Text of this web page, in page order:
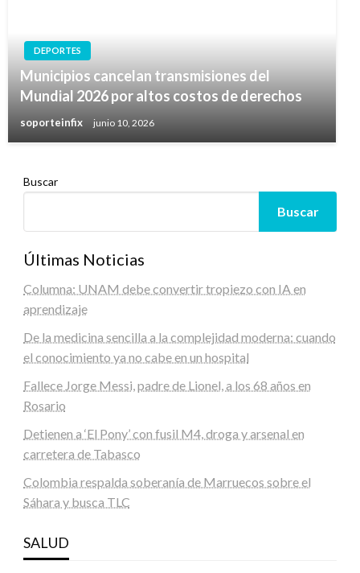
DEPORTES
Municipios cancelan transmisiones del
Mundial 2026 por altos costos de derechos
soporteinfix junio 10, 2026
Buscar
Buscar
Últimas Noticias
Columna: UNAM debe convertir tropiezo con IA en
aprendizaje
De la medicina sencilla a la complejidad moderna: cuando
el conocimiento ya no cabe en un hospital
Fallece Jorge Messi, padre de Lionel, a los 68 años en
Rosario
Detienen a ‘El Pony’ con fusil M4, droga y arsenal en
carretera de Tabasco
Colombia respalda soberanía de Marruecos sobre el
Sáhara y busca TLC
SALUD